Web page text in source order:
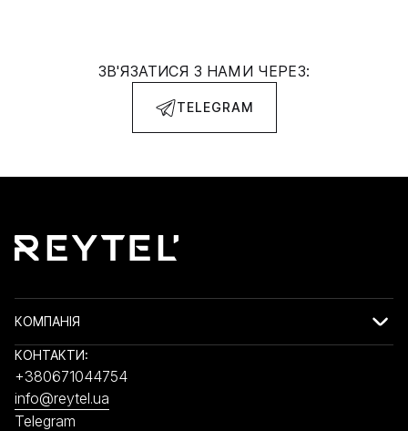
ЗВ'ЯЗАТИСЯ З НАМИ ЧЕРЕЗ:
TELEGRAM
КОМПАНІЯ
КОНТАКТИ:
+380671044754
info@reytel.ua
Telegram